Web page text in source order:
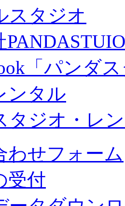
スタジオ
「パンダ
ンタル
タジオ・レ
わせフォーム
受付